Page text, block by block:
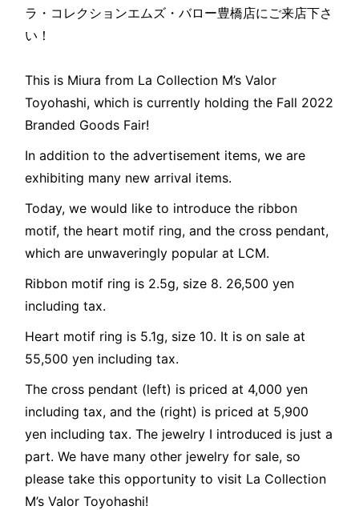
ラ・コレクションエムズ・バロー豊橋店にご来店下さ
い！
This is Miura from La Collection M’s Valor
Toyohashi, which is currently holding the Fall 2022
Branded Goods Fair!
In addition to the advertisement items, we are
exhibiting many new arrival items.
Today, we would like to introduce the ribbon
motif, the heart motif ring, and the cross pendant,
which are unwaveringly popular at LCM.
Ribbon motif ring is 2.5g, size 8. 26,500 yen
including tax.
Heart motif ring is 5.1g, size 10. It is on sale at
55,500 yen including tax.
The cross pendant (left) is priced at 4,000 yen
including tax, and the (right) is priced at 5,900
yen including tax. The jewelry I introduced is just a
part. We have many other jewelry for sale, so
please take this opportunity to visit La Collection
M’s Valor Toyohashi!